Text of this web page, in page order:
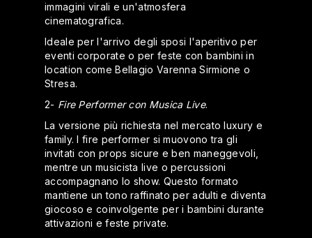
immagini virali e un'atmosfera
cinematografica.
Ideale per l'arrivo degli sposi l'aperitivo per
eventi corporate o per feste con bambini in
location come Bellagio Varenna Sirmione o
Stresa.
2- Fire Performer con Musica Live.
La versione più richiesta nel mercato luxury e
family. I fire performer si muovono tra gli
invitati con props sicure e ben maneggevoli,
mentre un musicista live o percussioni
accompagnano lo show. Questo formato
mantiene un tono raffinato per adulti e diventa
giocoso e coinvolgente per i bambini durante
attivazioni e feste private.